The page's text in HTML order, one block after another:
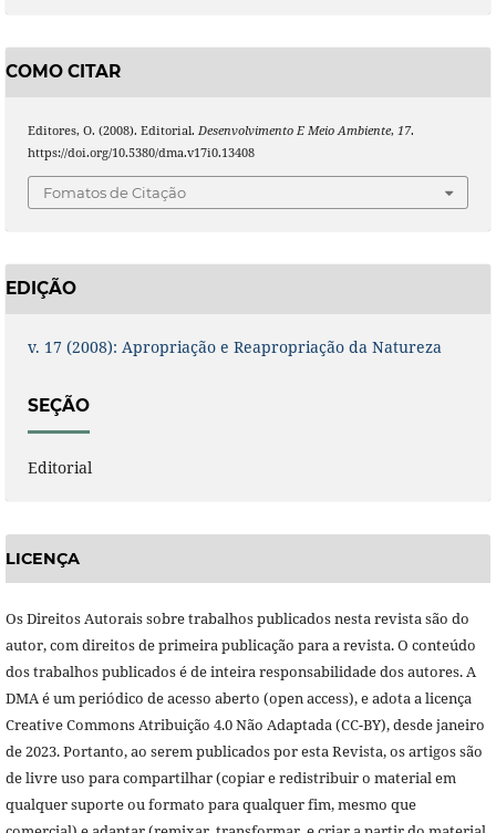
COMO CITAR
Editores, O. (2008). Editorial. Desenvolvimento E Meio Ambiente, 17.
https://doi.org/10.5380/dma.v17i0.13408
Fomatos de Citação
EDIÇÃO
v. 17 (2008): Apropriação e Reapropriação da Natureza
SEÇÃO
Editorial
LICENÇA
Os Direitos Autorais sobre trabalhos publicados nesta revista são do
autor, com direitos de primeira publicação para a revista. O conteúdo
dos trabalhos publicados é de inteira responsabilidade dos autores. A
DMA é um periódico de acesso aberto (open access), e adota a licença
Creative Commons Atribuição 4.0 Não Adaptada (CC-BY), desde janeiro
de 2023. Portanto, ao serem publicados por esta Revista, os artigos são
de livre uso para compartilhar (copiar e redistribuir o material em
qualquer suporte ou formato para qualquer fim, mesmo que